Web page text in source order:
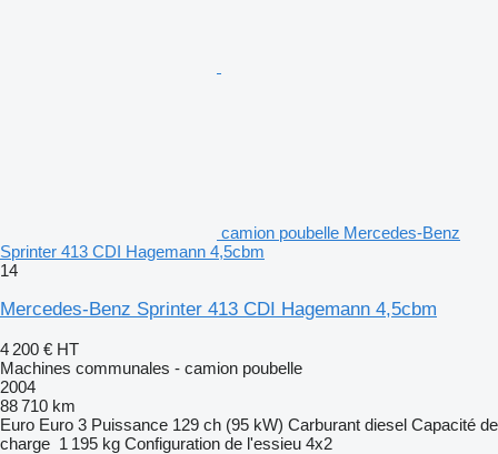
camion poubelle Mercedes-Benz
Sprinter 413 CDI Hagemann 4,5cbm
14
Mercedes-Benz Sprinter 413 CDI Hagemann 4,5cbm
4 200 € HT
Machines communales - camion poubelle
2004
88 710 km
Euro Euro 3 Puissance 129 ch (95 kW) Carburant diesel Capacité de
charge 1 195 kg Configuration de l'essieu 4x2